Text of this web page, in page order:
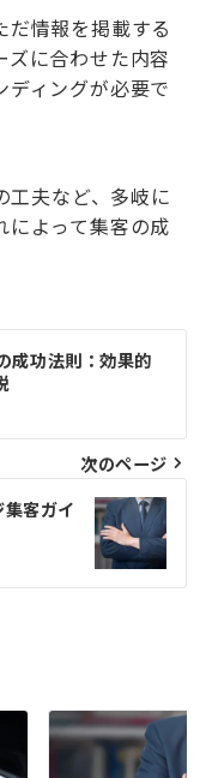
情報を掲載する
に合わせた内容
ィングが必要で
工夫など、多岐に
によって集客の成
成功法則：効果的
次のページ
客ガイ